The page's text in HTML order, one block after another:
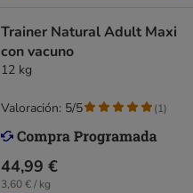
Trainer Natural Adult Maxi
con vacuno
12 kg
44,99 €
3,60 € / kg
Valoración: 5/5 (1)